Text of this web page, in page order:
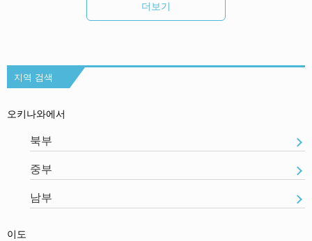
더보기
지역 검색
오키나와에서
북부
중부
남부
이도